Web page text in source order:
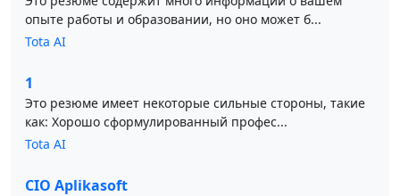
опыте работы и образовании, но оно может б...
Tota AI
1
Это резюме имеет некоторые сильные стороны, такие
как: Хорошо сформулированный профес...
Tota AI
CIO Aplikasoft